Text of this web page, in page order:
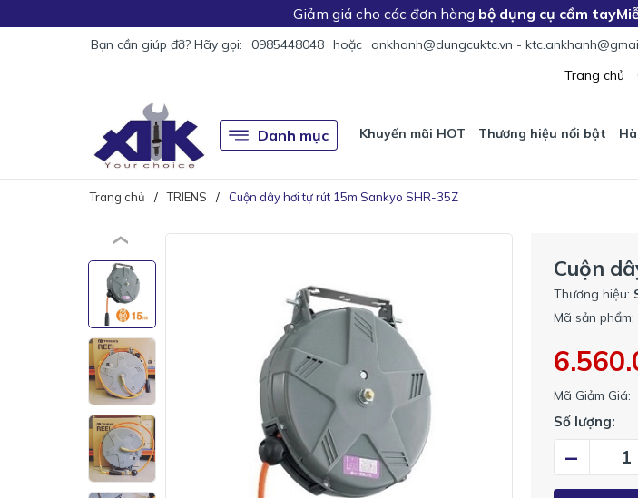
Giảm giá cho các đơn hàng bộ dụng cụ cầm tay
Bạn cần giúp đỡ? Hãy gọi: 0985448048 hoặc ankhanh@dungcuktc.vn -
Trang chủ
Danh mục Khuyến mãi HOT Thương hiệu nổi bật
Trang chủ TRIENS Cuộn dây hơi tự rút 15m Sankyo SHR-35Z
Cuộn
Thương hiệu:
Mã sản phẩm:
Mã Giảm Giá:
Số lượng:
–